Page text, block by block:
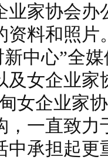
业家协会办
资料和照片
新中心”全
及女企业家
女企业家
，一直致力
中承担起更